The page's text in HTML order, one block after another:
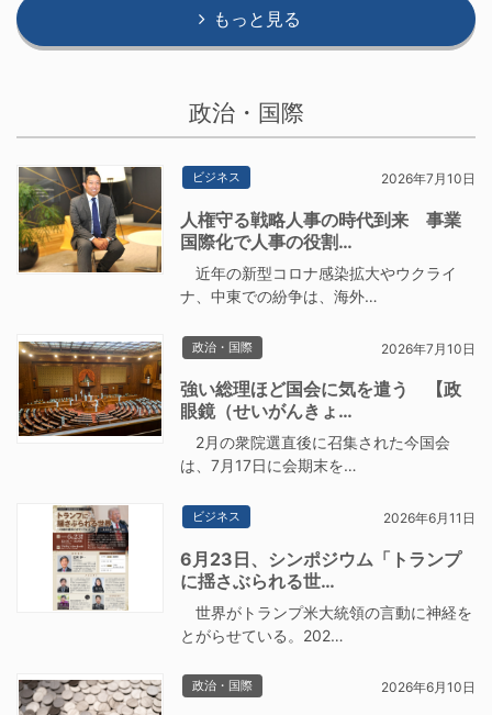
もっと見る
政治・国際
ビジネス 2026年7月10日
人権守る戦略人事の時代到来 事業
国際化で人事の役割…
近年の新型コロナ感染拡大やウクライ
ナ、中東での紛争は、海外…
政治・国際 2026年7月10日
強い総理ほど国会に気を遣う 【政
眼鏡（せいがんきょ…
2月の衆院選直後に召集された今国会
は、7月17日に会期末を…
ビジネス 2026年6月11日
6月23日、シンポジウム「トランプ
に揺さぶられる世…
世界がトランプ米大統領の言動に神経を
とがらせている。202…
政治・国際 2026年6月10日